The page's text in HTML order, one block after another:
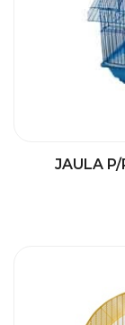
JAULA